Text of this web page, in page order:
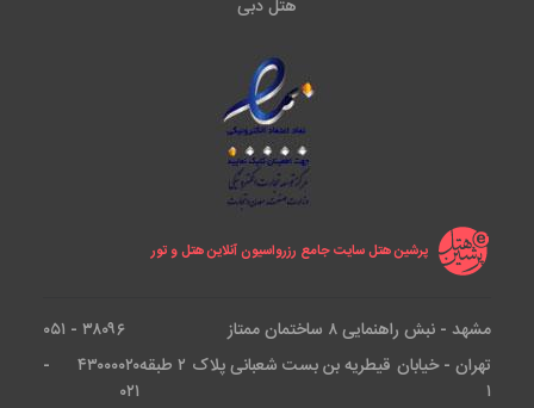
هتل دبی
پرشین هتل سایت جامع رزرواسیون آنلاین هتل و تور
مشهد - نبش راهنمایی ۸ ساختمان ممتاز
۳۸۰۹۶ - ۰۵۱
تهران - خیابان قیطریه بن بست شعبانی پلاک ۲ طبقه
۱
۴۳۰۰۰۰۲۰ -
۰۲۱